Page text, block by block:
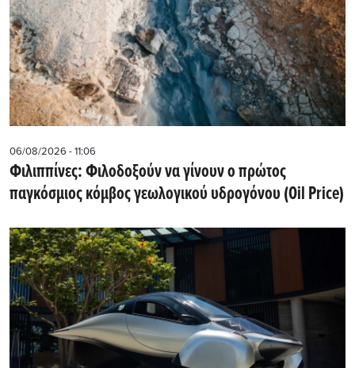
06/08/2026 - 11:06
Φιλιππίνες: Φιλοδοξούν να γίνουν ο πρώτος
παγκόσμιος κόμβος γεωλογικού υδρογόνου (Oil Price)